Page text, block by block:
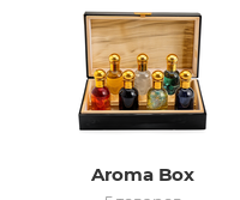
Aroma Box